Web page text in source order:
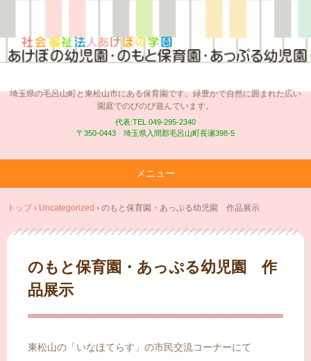
埼玉県の毛呂山町と東松山市にある保育園です。緑豊かで自然に囲まれた広い
園庭でのびのび遊んでいます。
代表:TEL.049-295-2340
〒350-0443 埼玉県入間郡毛呂山町長瀬398-5
メニュー
ン
テ
トップ › Uncategorized › のもと保育園・あっぷる幼児園 作品展示
のもと保育園・あっぷる幼児園 作
品展示
東松山の「いなほてらす」の市民交流コーナーにて